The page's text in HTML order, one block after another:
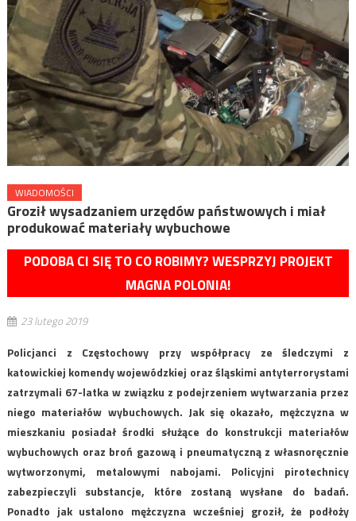
WIADOMOŚCI
Groził wysadzaniem urzędów państwowych i miał
produkować materiały wybuchowe
PODOBA CI SIĘ TO CO ROBIMY? WESPRZYJ PROJEKT
MAGNA POLONIA!
23 lutego 2019
Policjanci z Częstochowy przy współpracy ze śledczymi z
katowickiej komendy wojewódzkiej oraz śląskimi antyterrorystami
zatrzymali 67-latka w związku z podejrzeniem wytwarzania przez
niego materiałów wybuchowych. Jak się okazało, mężczyzna w
mieszkaniu posiadał środki służące do konstrukcji materiałów
wybuchowych oraz broń gazową i pneumatyczną z własnoręcznie
wytworzonymi, metalowymi nabojami. Policyjni pirotechnicy
zabezpieczyli substancje, które zostaną wysłane do badań.
Ponadto jak ustalono mężczyzna wcześniej groził, że podłoży